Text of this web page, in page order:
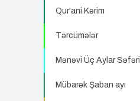
Qur'ani Kərim
Tərcümələr
Mənəvi Üç Aylar Səfəri
Mübarək Şaban ayı